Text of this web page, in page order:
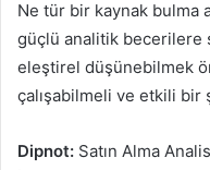
Ne tür bir kaynak bulma
güçlü analitik becerilere
eleştirel düşünebilmek
çalışabilmeli ve etkili
Dipnot: Satın Alma